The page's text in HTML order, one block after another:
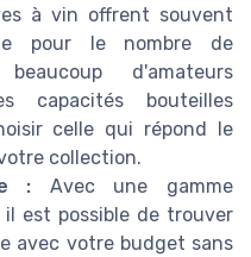
à vin offrent souvent
pour le nombre de
d'amateurs
capacités bouteilles
celle qui répond le
collection.
: Avec une gamme
est possible de trouver
avec votre budget sans